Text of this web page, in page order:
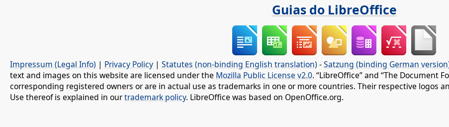
Guias do LibreOffice
Impressum (Legal Info) | Privacy Policy | Statutes (non-binding English translation) -Satzung (binding German
text and images on this website are licensed under the Mozilla Public License v2.0. “LibreOffice” and “The Document
corresponding registered owners or are in actual use as trademarks in one or more countries. Their respective logos
Use thereof is explained in ourtrademark policy. LibreOffice was based on OpenOffice.org.